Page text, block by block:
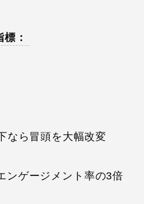
：
なら冒頭を大幅改変
ンゲージメント率の3倍